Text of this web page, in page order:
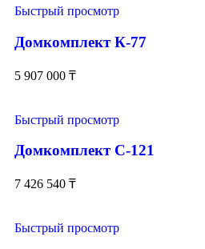
Быстрый просмотр
Домкомплект К-77
5 907 000 ₸
Быстрый просмотр
Домкомплект С-121
7 426 540 ₸
Быстрый просмотр